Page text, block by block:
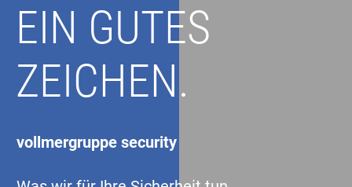
EIN GUTES
ZEICHEN.
vollmergruppe security